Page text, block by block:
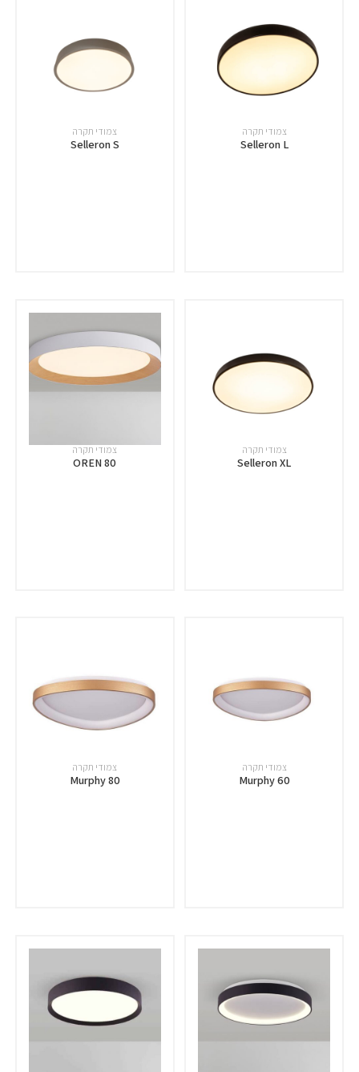
צמודי תקרה
Selleron L
צמודי תקרה
Selleron S
צמודי תקרה
Selleron XL
צמודי תקרה
OREN 80
צמודי תקרה
Murphy 60
צמודי תקרה
Murphy 80